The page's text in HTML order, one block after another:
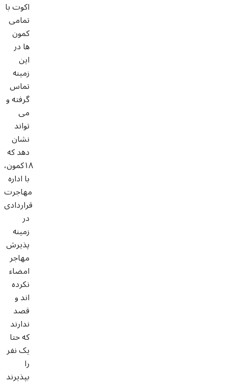
اکوت با
تمامی
کمون
ها در
این
زمینه
تماس
گرفته و
می
تواند
نشان
دهد که
١٨کمون،
با اداره
مهاجرت
قراردادی
در
زمینه
پذیرش
مهاجر
امضاء
نکرده
اند و
قصد
ندارند
که حتا
یک نفر
را
بپذیرند